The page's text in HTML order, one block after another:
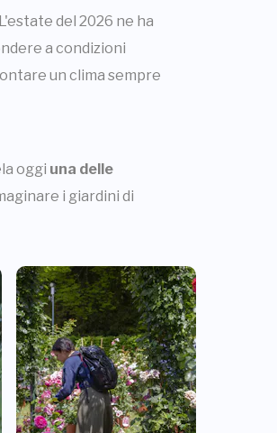
del 2026 ne ha
a condizioni
un clima sempre
oggi una delle
i giardini di